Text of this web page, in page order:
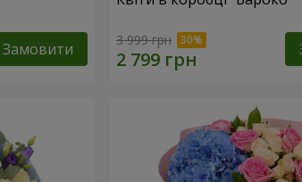
Замовити 3 999 грн